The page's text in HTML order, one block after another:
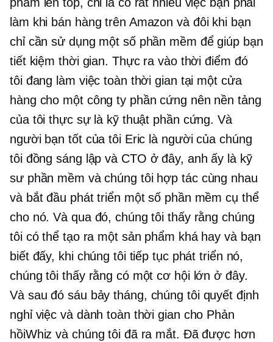
làm khi bán hàng trên Amazon và đôi khi bạn
chỉ cần sử dụng một số phần mềm để giúp bạn
tiết kiệm thời gian. Thực ra vào thời điểm đó
tôi đang làm việc toàn thời gian tại một cửa
hàng cho một công ty phần cứng nên nền tảng
của tôi thực sự là kỹ thuật phần cứng. Và
người bạn tốt của tôi Eric là người của chúng
tôi đồng sáng lập và CTO ở đây, anh ấy là kỹ
sư phần mềm và chúng tôi hợp tác cùng nhau
và bắt đầu phát triển một số phần mềm cụ thể
cho nó. Và qua đó, chúng tôi thấy rằng chúng
tôi có thể tạo ra một sản phẩm khá hay và bạn
biết đấy, khi chúng tôi tiếp tục phát triển nó,
chúng tôi thấy rằng có một cơ hội lớn ở đây.
Và sau đósáu bảy tháng, chúng tôi quyết định
nghỉ việc và dành toàn thời gian cho Phản
hồiWhiz và chúng tôi đã ra mắt. Đã được hơn